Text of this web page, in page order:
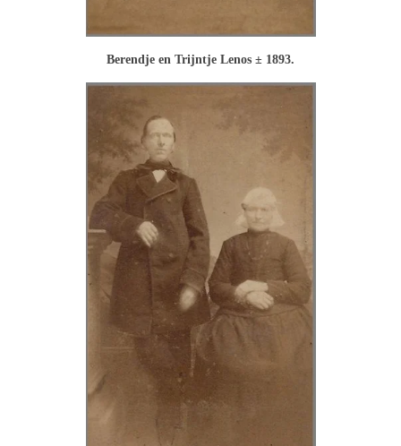
Berendje en Trijntje Lenos ± 1893.